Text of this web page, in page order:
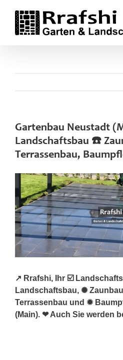
content
Gartenbau Neustadt
Landschaftsbau ☎️
Terrassenbau,
↗️ Rrafshi, Ihr ☑️
Landschaftsbau, ✺
Terrassenbau und ✹
(Main). ❤ Auch Sie werden